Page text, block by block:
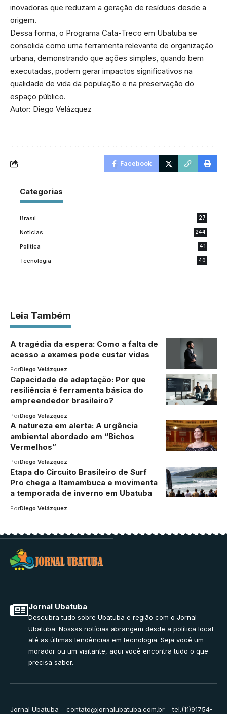
inovadoras que reduzam a geração de resíduos desde a
origem.
Dessa forma, o Programa Cata-Treco em Ubatuba se
consolida como uma ferramenta relevante de organização
urbana, demonstrando que ações simples, quando bem
executadas, podem gerar impactos significativos na
qualidade de vida da população e na preservação do
espaço público.
Autor: Diego Velázquez
Facebook
Categorias
Brasil 27
Noticias 244
Politica 41
Tecnologia 40
Leia Também
A tragédia da espera: Como a falta de
acesso a exames pode custar vidas
PorDiego Velázquez
Capacidade de adaptação: Por que
resiliência é ferramenta básica do
empreendedor brasileiro?
PorDiego Velázquez
A natureza em alerta: A urgência
ambiental abordado em “Bichos
Vermelhos”
PorDiego Velázquez
Etapa do Circuito Brasileiro de Surf
Pro chega a Itamambuca e movimenta
a temporada de inverno em Ubatuba
PorDiego Velázquez
Jornal Ubatuba
Descubra tudo sobre Ubatuba e região com o Jornal
Ubatuba. Nossas notícias abrangem desde a política local
até as últimas tendências em tecnologia. Seja você um
morador ou um visitante, aqui você encontra tudo o que
precisa saber.
Jornal Ubatuba – contato@jornalubatuba.com.br – tel.(11)91754-